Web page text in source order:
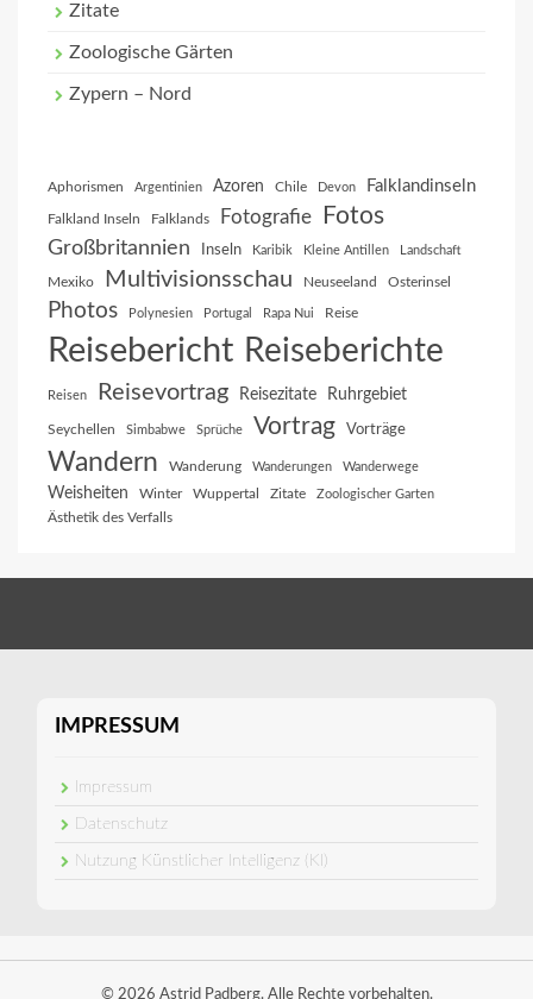
Zitate
Zoologische Gärten
Zypern – Nord
Aphorismen Argentinien Azoren Chile Devon Falklandinseln
Falkland Inseln Falklands Fotografie Fotos
Großbritannien Inseln Karibik Kleine Antillen Landschaft
Mexiko Multivisionsschau Neuseeland Osterinsel
Photos Polynesien Portugal Rapa Nui Reise
Reisebericht Reiseberichte
Reisen Reisevortrag Reisezitate Ruhrgebiet
Seychellen Simbabwe Sprüche Vortrag Vorträge
Wandern Wanderung Wanderungen Wanderwege
Weisheiten Winter Wuppertal Zitate Zoologischer Garten
Ästhetik des Verfalls
IMPRESSUM
Impressum
Datenschutz
Nutzung Künstlicher Intelligenz (KI)
© 2026 Astrid Padberg. Alle Rechte vorbehalten.